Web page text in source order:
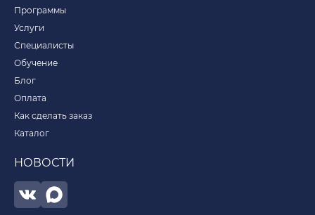
Программы
Услуги
Специалисты
Обучение
Блог
Оплата
Как сделать заказ
Каталог
НОВОСТИ